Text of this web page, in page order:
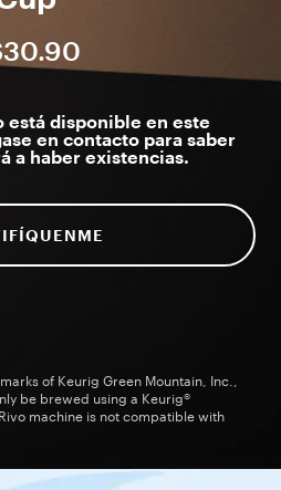
está disponible en este
en contacto para saber
a haber existencias.
of Keurig Green Mountain, Inc.,
be brewed using a Keurig®
machine is not compatible with